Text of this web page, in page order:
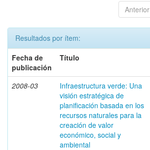
Anterior
Resultados por ítem:
Fecha de
publicación
Título
2008-03
Infraestructura verde: Una
visión estratégica de
planificación basada en los
recursos naturales para la
creación de valor
económico, social y
ambiental